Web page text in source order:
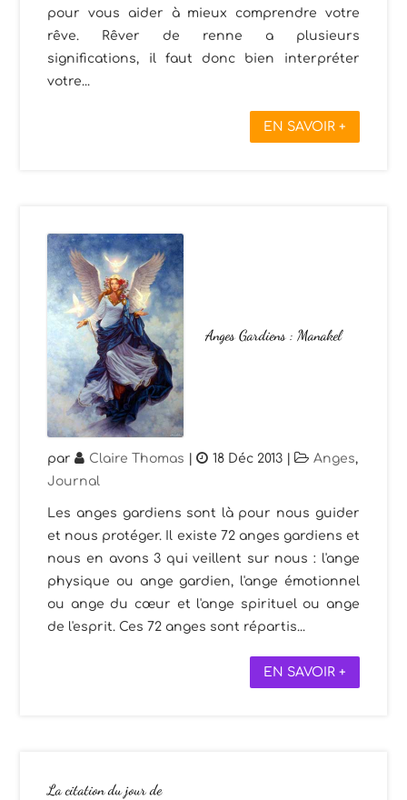
pour vous aider à mieux comprendre votre
rêve. Rêver de renne a plusieurs
significations, il faut donc bien interpréter
votre...
EN SAVOIR +
Anges Gardiens : Manakel
par Claire Thomas | 18 Déc 2013 | Anges,
Journal
Les anges gardiens sont là pour nous guider
et nous protéger. Il existe 72 anges gardiens et
nous en avons 3 qui veillent sur nous : l'ange
physique ou ange gardien, l'ange émotionnel
ou ange du cœur et l'ange spirituel ou ange
de l'esprit. Ces 72 anges sont répartis...
EN SAVOIR +
La citation du jour de